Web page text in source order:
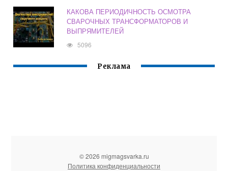
КАКОВА ПЕРИОДИЧНОСТЬ ОСМОТРА
СВАРОЧНЫХ ТРАНСФОРМАТОРОВ И
ВЫПРЯМИТЕЛЕЙ
5096
Реклама
© 2026 migmagsvarka.ru
Политика конфиденциальности